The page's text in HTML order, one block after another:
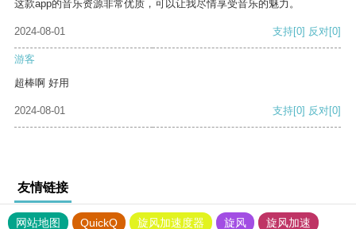
这款app的音乐资源非常优质，可以让我尽情享受音乐的魅力。
2024-08-01 支持[0] 反对[0]
游客
超棒啊 好用
2024-08-01 支持[0] 反对[0]
友情链接
网站地图 QuickQ 旋风加速度器 旋风 旋风加速